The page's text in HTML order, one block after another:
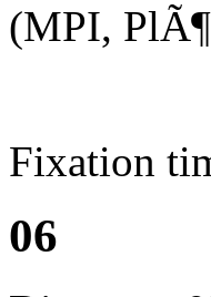
(MPI,
Fixation
06